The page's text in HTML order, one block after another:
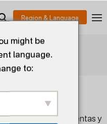
representantes de ventas y
might be
language.
to: